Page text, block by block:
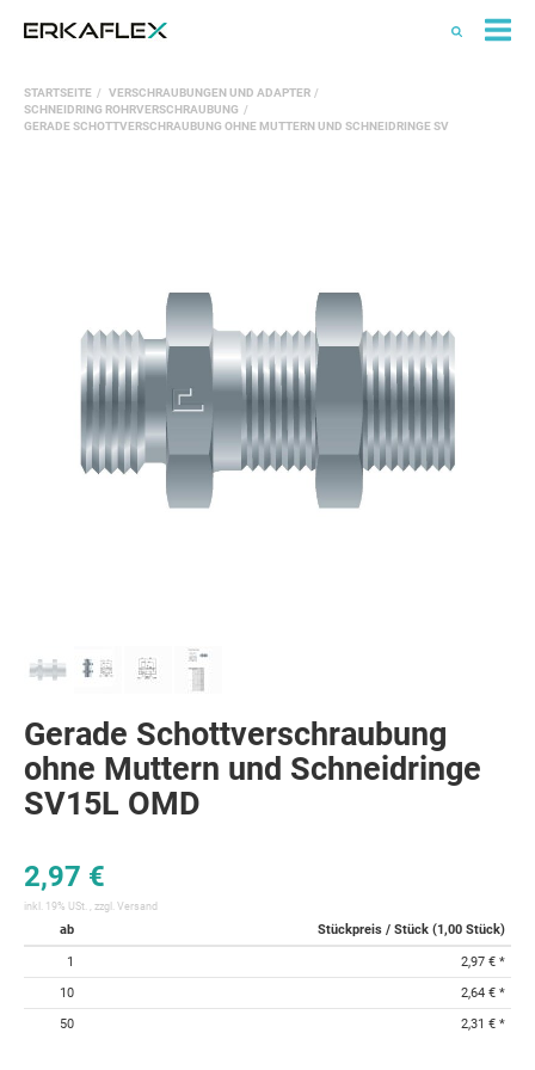
STARTSEITE
VERSCHRAUBUNGEN UND ADAPTER
SCHNEIDRING ROHRVERSCHRAUBUNG
GERADE SCHOTTVERSCHRAUBUNG OHNE MUTTERN UND SCHNEIDRINGE SV
Gerade Schottverschraubung
ohne Muttern und Schneidringe
SV15L OMD
2,97 €
inkl. 19% USt. , zzgl. Versand
ab Stückpreis / Stück (1,00 Stück)
1 2,97 € *
10
2,64 € *
50
2,31 € *